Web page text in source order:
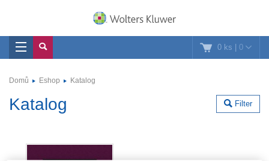
0 ks | 0
Domů Eshop Katalog
Filter
Katalog